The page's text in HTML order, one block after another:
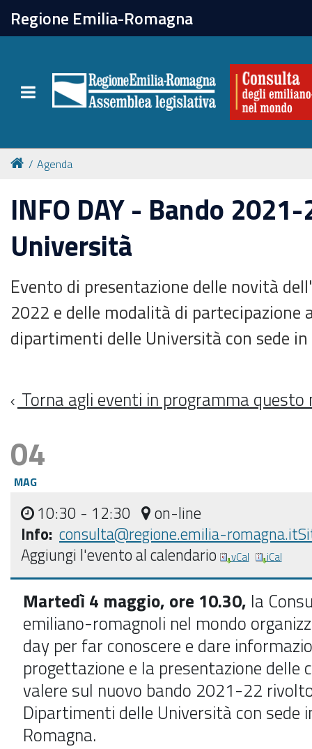
Regione Emilia-Romagna
Toggle navigation
chiudi
Attività
Per chi vive all'estero
Newsletter
Agenda
INFO DAY - Bando
Università
Evento di presentazione delle novità
2022 e delle modalità di partecipazione
dipartimenti delle Università con sede
Torna agli eventi in programma questo
04
MAG
10:30 - 12:30
on-line
Info: consulta@regione.emilia-romagna.it
Aggiungi l'evento al calendario
vCal iCal
Martedì 4 maggio, ore 10.30, la
emiliano-romagnoli nel mondo
day per far conoscere e dare
progettazione e la presentazione delle
valere sul nuovo bando 2021-22
Dipartimenti delle Università con sede
Romagna.